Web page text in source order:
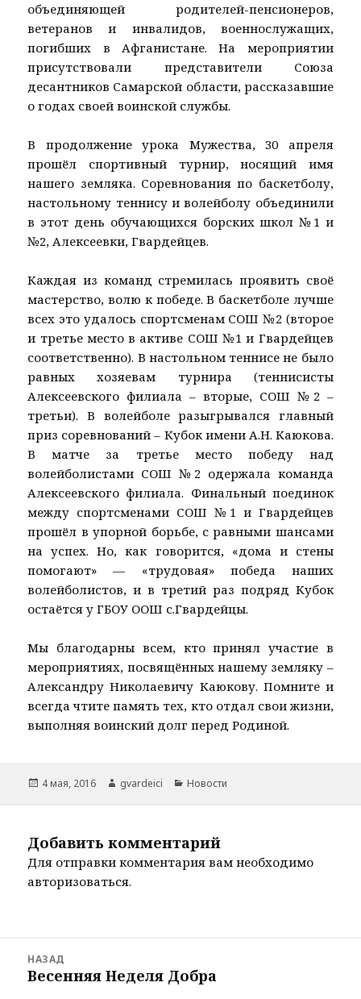
объединяющей родителей-пенсионеров,
ветеранов и инвалидов, военнослужащих,
погибших в Афганистане. На мероприятии
присутствовали представители Союза
десантников Самарской области, рассказавшие
о годах своей воинской службы.
В продолжение урока Мужества, 30 апреля
прошёл спортивный турнир, носящий имя
нашего земляка. Соревнования по баскетболу,
настольному теннису и волейболу объединили
в этот день обучающихся борских школ №1 и
№2, Алексеевки, Гвардейцев.
Каждая из команд стремилась проявить своё
мастерство, волю к победе. В баскетболе лучше
всех это удалось спортсменам СОШ №2 (второе
и третье место в активе СОШ №1 и Гвардейцев
соответственно). В настольном теннисе не было
равных хозяевам турнира (теннисисты
Алексеевского филиала – вторые, СОШ №2 –
третьи). В волейболе разыгрывался главный
приз соревнований – Кубок имени А.Н. Каюкова.
В матче за третье место победу над
волейболистами СОШ №2 одержала команда
Алексеевского филиала. Финальный поединок
между спортсменами СОШ №1 и Гвардейцев
прошёл в упорной борьбе, с равными шансами
на успех. Но, как говорится, «дома и стены
помогают» — «трудовая» победа наших
волейболистов, и в третий раз подряд Кубок
остаётся у ГБОУ ООШ с.Гвардейцы.
Мы благодарны всем, кто принял участие в
мероприятиях, посвящённых нашему земляку –
Александру Николаевичу Каюкову. Помните и
всегда чтите память тех, кто отдал свои жизни,
выполняя воинский долг перед Родиной.
Опубликовано
4 мая, 2016 Автор
gvardeici Рубрики
Новости
Добавить комментарий
Для отправки комментария вам необходимо
авторизоваться.
записям
НАЗАД
Предыдущая
Весенняя Неделя Добра